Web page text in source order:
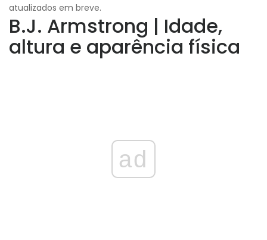
atualizados em breve.
B.J. Armstrong | Idade,
altura e aparência física
ad